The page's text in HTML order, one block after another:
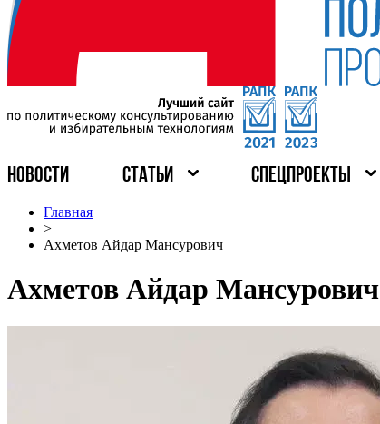
НОВОСТИ СТАТЬИ СПЕЦПРОЕКТЫ
Главная
>
Ахметов Айдар Мансурович
Ахметов Айдар Мансурович